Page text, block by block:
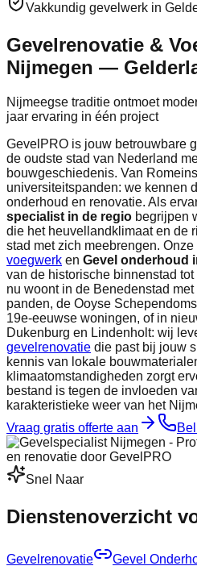
Vakkundig gevelwerk in
Gevelrenovatie &
Nijmegen —
Nijmeegse traditie ontmoet
jaar ervaring in één project
GevelPRO is jouw betrouwbare
de oudste stad van Nederland
bouwgeschiedenis. Van
universiteitspanden: we kennen
onderhoud en renovatie. Als
specialist in de regio begrijpen
die het heuvellandklimaat en de
stad met zich meebrengen.
voegwerk en Gevel onderhoud
van de historische binnenstad
nu woont in de Benedenstad
panden, de Ooyse
19e-eeuwse woningen, of in
Dukenburg en Lindenholt: wij
gevelrenovatie die past bij jouw
kennis van lokale
klimaatomstandigheden zorgt
bestand is tegen de invloeden
karakteristieke weer van het
Vraag gratis offerte aan
Snel Naar
Dienstenoverzicht
Gevelrenovatie Gevel